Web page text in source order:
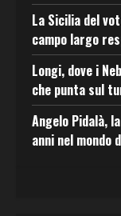
La Sicilia del
campo largo
Longi, dove i
che punta sul
Angelo Pidalà,
anni nel mondo